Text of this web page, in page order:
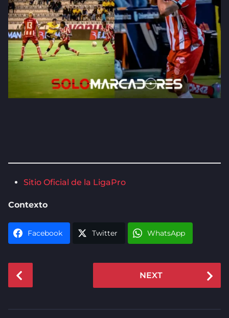
Sitio Oficial de la LigaPro
Contexto
Facebook Twitter WhatsApp
o
NEXT